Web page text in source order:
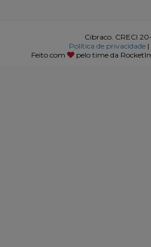
Cibraco. CRECI
Política de privacidade |
Feito com
pelo time da